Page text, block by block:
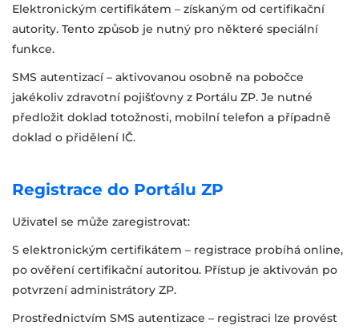
Elektronickým certifikátem – získaným od certifikační
autority. Tento způsob je nutný pro některé speciální
funkce.
SMS autentizací – aktivovanou osobně na pobočce
jakékoliv zdravotní pojišťovny z Portálu ZP. Je nutné
předložit doklad totožnosti, mobilní telefon a případně
doklad o přidělení IČ.
Registrace do Portálu ZP
Uživatel se může zaregistrovat:
S elektronickým certifikátem – registrace probíhá online,
po ověření certifikační autoritou. Přístup je aktivován po
potvrzení administrátory ZP.
Prostřednictvím SMS autentizace – registraci lze provést